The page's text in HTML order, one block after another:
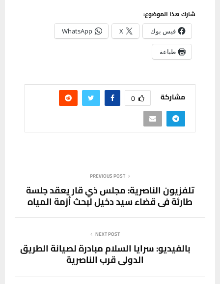
شارك هذا الموضوع:
فيس بوك X
WhatsApp
طباعة
مشاركة 0
PREVIOUS POST
تلفزيون الناصرية: مجلس ذي قار يعقد جلسة
طارئة في قضاء سيد دخيل لبحث أزمة المياه
NEXT POST
بالفيديو: سرايا السلام مبادرة لصيانة الطريق
الدولي قرب الناصرية